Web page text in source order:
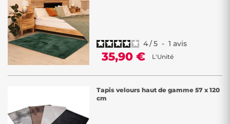
4/5 - 1 avis
35,90 € L'Unité
Tapis velours haut de gamme 57 x 120
cm